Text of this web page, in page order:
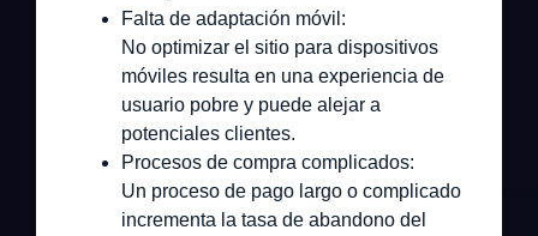
Falta de adaptación móvil:
No optimizar el sitio para dispositivos
móviles resulta en una experiencia de
usuario pobre y puede alejar a
potenciales clientes.
Procesos de compra complicados:
Un proceso de pago largo o complicado
incrementa la tasa de abandono del